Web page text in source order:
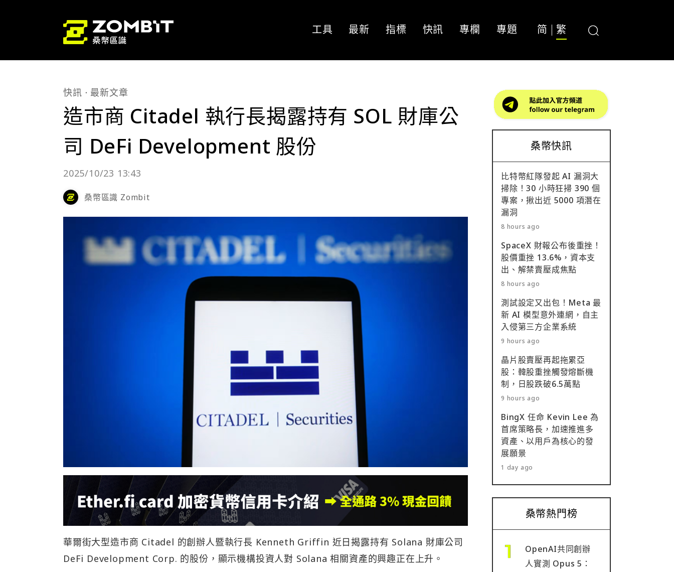
工具 最新 指標 快訊 專欄 專題 简 繁
快訊 最新文章
造市商 Citadel 執行長揭露持有 SOL 財庫公
司 DeFi Development 股份
2025/10/23 13:43
桑幣區識 Zombit
華爾街大型造市商 Citadel 的創辦人暨執行長 Kenneth Griffin 近日揭露持有 Solana 財庫公司
DeFi Development Corp. 的股份，顯示機構投資人對 Solana 相關資產的興趣正在上升。
桑幣快訊
比特幣紅隊發起 AI 漏洞大
掃除！30 小時狂掃 390 個
專案，揪出近 5000 項潛在
漏洞
8 hours ago
SpaceX 財報公布後重挫！
股價重挫 13.6%，資本支
出、解禁賣壓成焦點
8 hours ago
測試設定又出包！Meta 最
新 AI 模型意外連網，自主
入侵第三方企業系統
9 hours ago
晶片股賣壓再起拖累亞
股：韓股重挫觸發熔斷機
制，日股跌破6.5萬點
9 hours ago
BingX 任命 Kevin Lee 為
首席策略長，加速推進多
資產、以用戶為核心的發
展願景
1 day ago
桑幣熱門榜
OpenAI共同創辦
人實測 Opus 5：